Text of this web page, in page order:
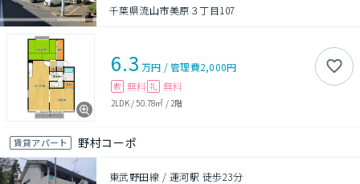
千葉県流山市美原３丁目107
6.3 万円 /管理費2,000円
敷 無料 礼 無料
2LDK/50.78㎡ / 2階
賃貸アパート 野村コーポ
東武野田線 / 運河駅 徒歩23分